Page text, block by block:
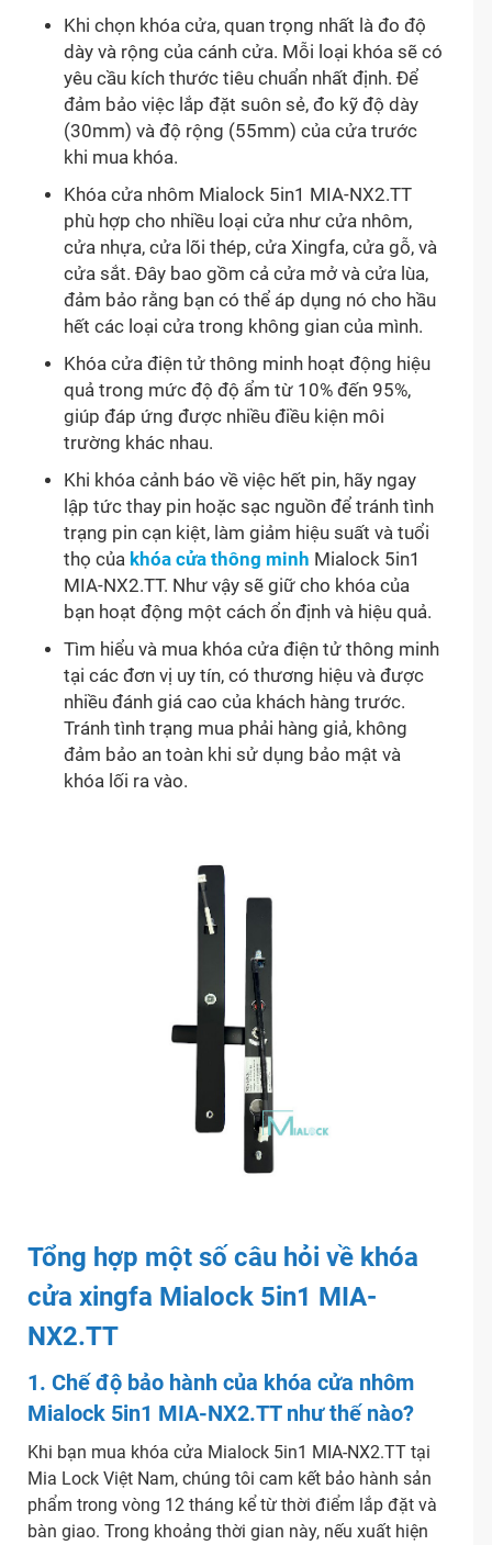
Khi chọn khóa cửa, quan trọng nhất là đo độ
dày và rộng của cánh cửa. Mỗi loại khóa sẽ có
yêu cầu kích thước tiêu chuẩn nhất định. Để
đảm bảo việc lắp đặt suôn sẻ, đo kỹ độ dày
(30mm) và độ rộng (55mm) của cửa trước
khi mua khóa.
Khóa cửa nhôm Mialock 5in1 MIA-NX2.TT
phù hợp cho nhiều loại cửa như cửa nhôm,
cửa nhựa, cửa lõi thép, cửa Xingfa, cửa gỗ, và
cửa sắt. Đây bao gồm cả cửa mở và cửa lùa,
đảm bảo rằng bạn có thể áp dụng nó cho hầu
hết các loại cửa trong không gian của mình.
Khóa cửa điện tử thông minh hoạt động hiệu
quả trong mức độ độ ẩm từ 10% đến 95%,
giúp đáp ứng được nhiều điều kiện môi
trường khác nhau.
Khi khóa cảnh báo về việc hết pin, hãy ngay
lập tức thay pin hoặc sạc nguồn để tránh tình
trạng pin cạn kiệt, làm giảm hiệu suất và tuổi
thọ của khóa cửa thông minh Mialock 5in1
MIA-NX2.TT. Như vậy sẽ giữ cho khóa của
bạn hoạt động một cách ổn định và hiệu quả.
Tìm hiểu và mua khóa cửa điện tử thông minh
tại các đơn vị uy tín, có thương hiệu và được
nhiều đánh giá cao của khách hàng trước.
Tránh tình trạng mua phải hàng giả, không
đảm bảo an toàn khi sử dụng bảo mật và
khóa lối ra vào.
Tổng hợp một số câu hỏi về khóa
cửa xingfa Mialock 5in1 MIA-
NX2.TT
1. Chế độ bảo hành của khóa cửa nhôm
Mialock 5in1 MIA-NX2.TT như thế nào?
Khi bạn mua khóa cửa Mialock 5in1 MIA-NX2.TT tại
Mia Lock Việt Nam, chúng tôi cam kết bảo hành sản
phẩm trong vòng 12 tháng kể từ thời điểm lắp đặt và
bàn giao. Trong khoảng thời gian này, nếu xuất hiện